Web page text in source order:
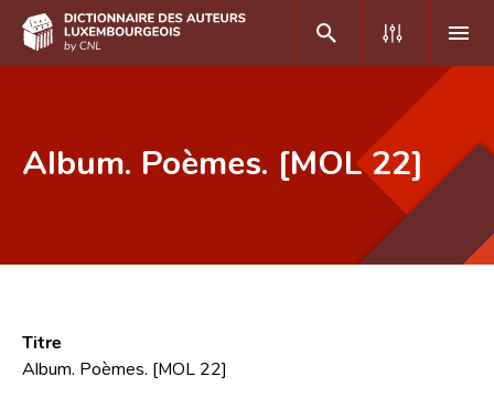
Foire aux questions
CNL
Album. Poèmes. [MOL 22]
Titre
Album. Poèmes. [MOL 22]